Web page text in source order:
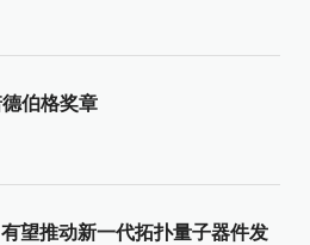
伯格奖章
望推动新一代拓扑量子器件发